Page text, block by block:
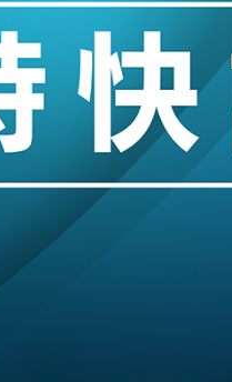
片
客群